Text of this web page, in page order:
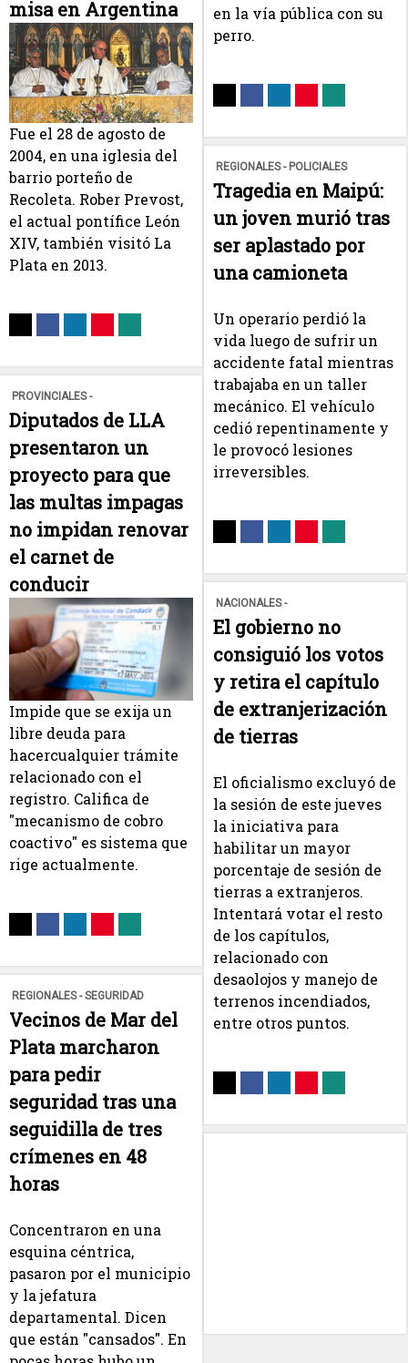
misa en Argentina
Fue el 28 de agosto de
2004, en una iglesia del
barrio porteño de
Recoleta. Rober Prevost,
el actual pontífice León
XIV, también visitó La
Plata en 2013.
PROVINCIALES -
Diputados de LLA
presentaron un
proyecto para que
las multas impagas
no impidan renovar
el carnet de
conducir
Impide que se exija un
libre deuda para
hacercualquier trámite
relacionado con el
registro. Califica de
"mecanismo de cobro
coactivo" es sistema que
rige actualmente.
REGIONALES - SEGURIDAD
Vecinos de Mar del
Plata marcharon
para pedir
seguridad tras una
seguidilla de tres
crímenes en 48
horas
Concentraron en una
esquina céntrica,
pasaron por el municipio
y la jefatura
departamental. Dicen
que están "cansados". En
en la vía pública con su
perro.
REGIONALES - POLICIALES
Tragedia en Maipú:
un joven murió tras
ser aplastado por
una camioneta
Un operario perdió la
vida luego de sufrir un
accidente fatal mientras
trabajaba en un taller
mecánico. El vehículo
cedió repentinamente y
le provocó lesiones
irreversibles.
NACIONALES -
El gobierno no
consiguió los votos
y retira el capítulo
de extranjerización
de tierras
El oficialismo excluyó de
la sesión de este jueves
la iniciativa para
habilitar un mayor
porcentaje de sesión de
tierras a extranjeros.
Intentará votar el resto
de los capítulos,
relacionado con
desaolojos y manejo de
terrenos incendiados,
entre otros puntos.